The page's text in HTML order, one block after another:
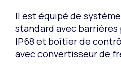
Il est équipé de
standard avec
IP68 et boîtier de
avec convertisseur de